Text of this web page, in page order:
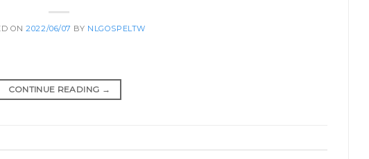
ON2022/06/07 BY NLGOSPELTW
CONTINUE READING →